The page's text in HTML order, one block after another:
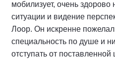
мобилизует, очень здорово
ситуации и видение
Лоор. Он искренне
специальность по душе и
отступать от поставленной